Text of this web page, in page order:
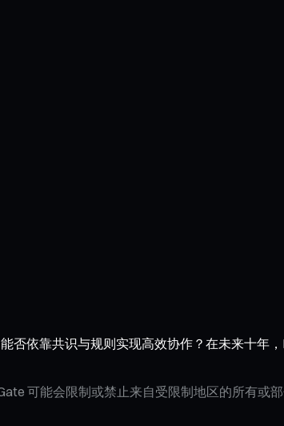
否依靠共识与规则实现高效协作？在未来十年
可能会限制或禁止来自受限制地区的所有或